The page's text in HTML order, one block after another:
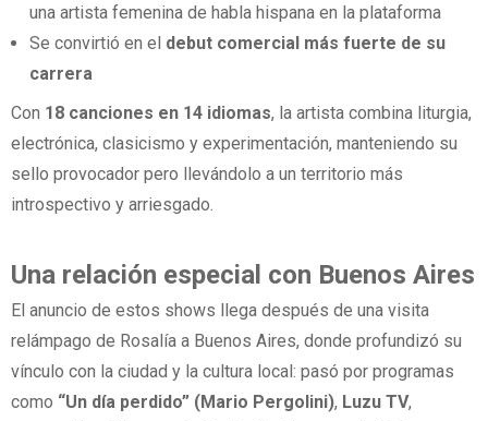
una artista femenina de habla hispana en la plataforma
Se convirtió en el debut comercial más fuerte de su
carrera
Con 18 canciones en 14 idiomas, la artista combina liturgia,
electrónica, clasicismo y experimentación, manteniendo su
sello provocador pero llevándolo a un territorio más
introspectivo y arriesgado.
Una relación especial con Buenos Aires
El anuncio de estos shows llega después de una visita
relámpago de Rosalía a Buenos Aires, donde profundizó su
vínculo con la ciudad y la cultura local: pasó por programas
como “Un día perdido” (Mario Pergolini), Luzu TV,